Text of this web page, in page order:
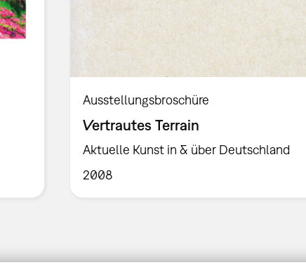
Ausstellungsbroschüre
Vertrautes Terrain
Aktuelle Kunst in & über Deutschland
2008